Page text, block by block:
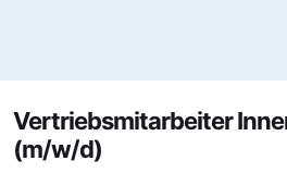
Vertriebsmitarbeiter
(m/w/d)